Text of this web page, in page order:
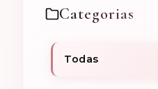
Categorias
Todas